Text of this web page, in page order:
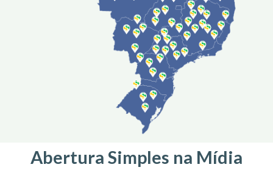
Abertura Simples na Mídia